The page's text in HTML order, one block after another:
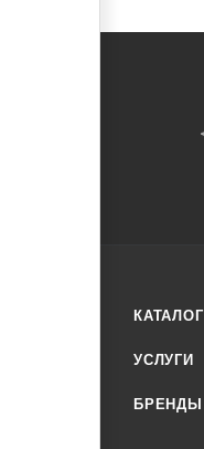
КАТАЛОГ
УСЛУГИ
БРЕНДЫ